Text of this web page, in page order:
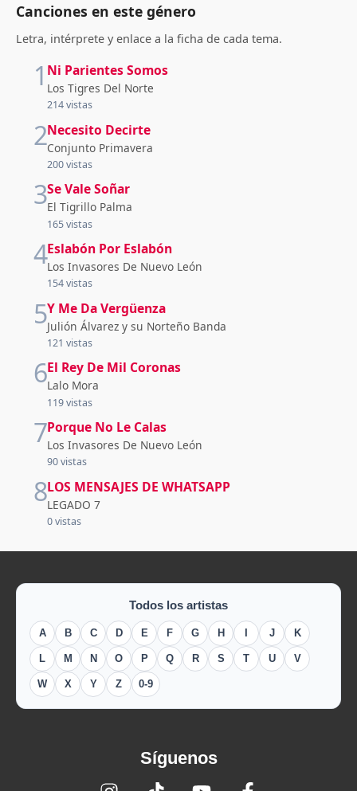
Canciones en este género
Letra, intérprete y enlace a la ficha de cada tema.
1 Ni Parientes Somos
Los Tigres Del Norte
214 vistas
2Necesito Decirte
Conjunto Primavera
200 vistas
3Se Vale Soñar
El Tigrillo Palma
165 vistas
4Eslabón Por Eslabón
Los Invasores De Nuevo León
154 vistas
5Y Me Da Vergüenza
Julión Álvarez y su Norteño Banda
121 vistas
6El Rey De Mil Coronas
Lalo Mora
119 vistas
7Porque No Le Calas
Los Invasores De Nuevo León
90 vistas
8LOS MENSAJES DE WHATSAPP
LEGADO 7
0 vistas
Todos los artistas
A B C D E F G H I J K
L M N O P Q R S T U V
W X Y Z 0-9
Síguenos